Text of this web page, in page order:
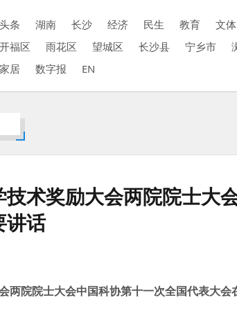
头条 湖南 长沙 经济 民生 教育 文体
开福区
雨花区 望城区 长沙县 宁乡市
家居
数字报 EN
术奖励大会两院院士大
讲话
两院院士大会中国科协第十一次全国代表大会